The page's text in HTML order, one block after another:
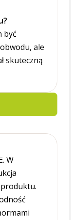
być
ale
skuteczną
W